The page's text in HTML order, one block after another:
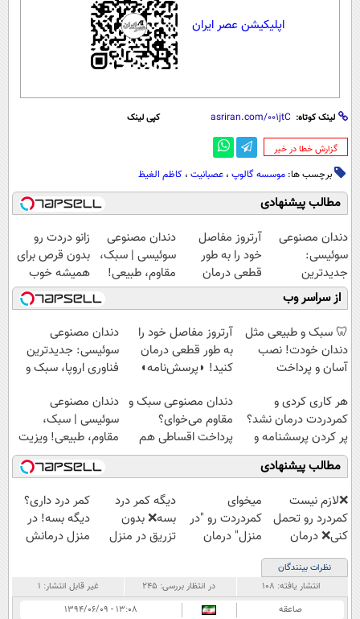
اپلیکیشن عصر ایران
لینک کوتاه: کپی لینک
‌گزارش خطا در خبر
برچسب ها: موسسه گالوپ ، عصبانیت ، کاظم الغیظ
مطالب پیشنهادی
دندان مصنوعی
سوئیسی:
جدیدترین
فناوری اروپا،
سبک و مقاوم |
پرداخت قسطی
آرتروز مفاصل
خود را به طور
قطعی درمان
کنید!
◗پرسش‌نامه◖
دندان مصنوعی
سوئیسی | سبک،
مقاوم، طبیعی!
ویزیت
رایگان+پرداخت
اقساطی😍
زانو دردت رو
بدون قرص برای
همیشه خوب
کن! (قدم اول،
پرسش‌نامه)
از سراسر وب
🦷 سبک و طبیعی مثل
دندان خودت! نصب
آسان و پرداخت
آرتروز مفاصل خود را
به طور قطعی درمان
کنید! ◗پرسش‌نامه◖
دندان مصنوعی
سوئیسی: جدیدترین
فناوری اروپا، سبک و
قسطی
هر کاری کردی و
کمردردت درمان نشد؟
پر کردن پرسشنامه و
دریافت راه حل
دندان مصنوعی سبک و
مقاوم می‌خوای؟
پرداخت اقساطی هم
داریم!😍 | 📍تهران
دندان مصنوعی
سوئیسی | سبک،
مقاوم، طبیعی! ویزیت
رایگان+پرداخت
اقساطی😍
مطالب پیشنهادی
❌لازم نیست
کمردرد رو تحمل
کنی❌ درمان
بدون جراحی و
قرص
(پرسشنامه)
میخوای
کمردردت رو "در
منزل" درمان
دیگه کمر درد
بسه❌ بدون
تزریق در منزل
کن▶
کمر درد داری؟
دیگه بسه! در
منزل درمانش
نظرات بینندگان
انتشار یافته: ۱۰۸ در انتظار بررسی: ۲۴۵ غیر قابل انتشار: ۱
صاعقه
۱۳:۰۸ - ۱۳۹۴/۰۶/۰۹